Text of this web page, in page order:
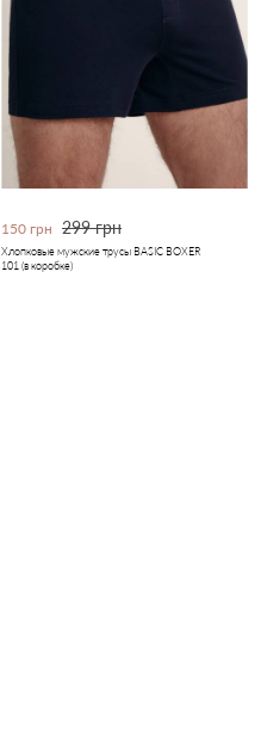
150 грн 299 грн
Хлопковые мужские трусы BASIC BOXER
101 (в коробке)